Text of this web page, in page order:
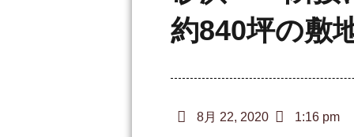
約840坪の敷
8月 22, 2020 1:16 pm